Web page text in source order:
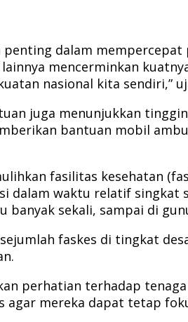
dalam mempercepat
mencerminkan
nasional kita sendiri,”
juga menunjukkan
bantuan mobil
fasilitas kesehatan
waktu relatif singkat
sekali, sampai di
faskes di tingkat
perhatian terhadap
mereka dapat tetap